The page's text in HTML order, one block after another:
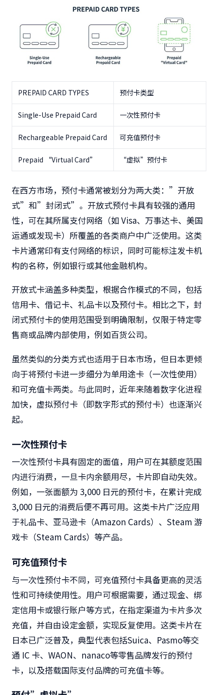
PREPAID CARD TYPES 预付卡类型
Single-Use Prepaid Card 一次性预付卡
Rechargeable Prepaid Card 可充值预付卡
Prepaid “Virtual Card” “虚拟”预付卡
在西方市场，预付卡通常被划分为两大类：”开放
式”和”封闭式”。开放式预付卡具有较强的通用
性，可在其所属支付网络（如 Visa、万事达卡、美国
运通或发现卡）所覆盖的各类商户中广泛使用。这类
卡片通常印有支付网络的标识，同时可能标注发卡机
构的名称，例如银行或其他金融机构。
开放式卡涵盖多种类型，根据合作模式的不同，包括
信用卡、借记卡、礼品卡以及预付卡。相比之下，封
闭式预付卡的使用范围受到明确限制，仅限于特定零
售商或品牌内部使用，例如百货公司。
虽然类似的分类方式也适用于日本市场，但日本更倾
向于将预付卡进一步细分为单用途卡（一次性使用）
和可充值卡两类。与此同时，近年来随着数字化进程
加快，虚拟预付卡（即数字形式的预付卡）也逐渐兴
起。
一次性预付卡
一次性预付卡具有固定的面值，用户可在其额度范围
内进行消费，一旦卡内余额用尽，卡片即自动失效。
例如，一张面额为 3,000 日元的预付卡，在累计完成
3,000 日元的消费后便不再可用。这类卡片广泛应用
于礼品卡、亚马逊卡（Amazon Cards）、Steam 游
戏卡（Steam Cards）等产品。
可充值预付卡
与一次性预付卡不同，可充值预付卡具备更高的灵活
性和可持续使用性。用户可根据需要，通过现金、绑
定信用卡或银行账户等方式，在指定渠道为卡片多次
充值，并自由设定金额，实现反复使用。这类卡片在
日本已广泛普及，典型代表包括Suica、Pasmo等交
通 IC 卡、WAON、nanaco等零售品牌发行的预付
卡，以及搭载国际支付品牌的可充值卡等。